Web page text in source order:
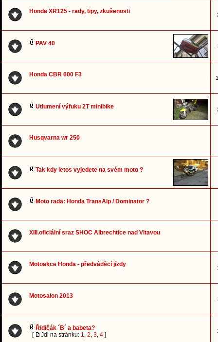
Honda XR125 - rady, tipy, zkušenosti
PAV 40
Honda CBR 600 F3
Utlumení výfuku 2T minibike
Husqvarna wr 250
Tak kdy letos vyjedete na svém moto ?
Moto rada: Honda TransAlp / Dominator ?
XIII.oficiální sraz SHOC Albrechtice nad Vltavou
Motoakce Honda - předváděcí jízdy
Motosalon 2013
Řidičák ´B´ a babeta?
[
Jdi na stránku: 1, 2, 3, 4 ]